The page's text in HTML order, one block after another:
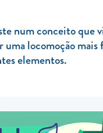
num conceito que
locomoção mais
elementos.